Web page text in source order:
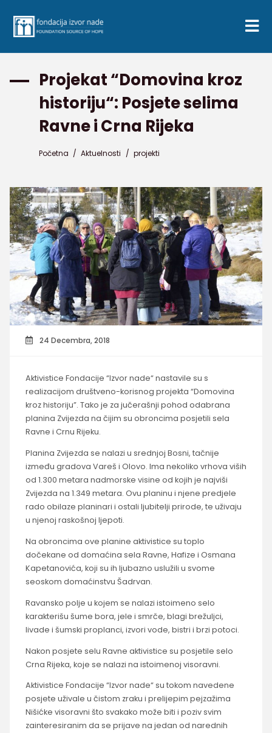
Projekat “Domovina kroz
historiju“: Posjete selima
Ravne i Crna Rijeka
Početna / Aktuelnosti / projekti
24 Decembra, 2018
Aktivistice Fondacije “Izvor nade“ nastavile su s
realizacijom društveno-korisnog projekta “Domovina
kroz historiju”. Tako je za jučerašnji pohod odabrana
planina Zvijezda na čijim su obroncima posjetili sela
Ravne i Crnu Rijeku.
Planina Zvijezda se nalazi u srednjoj Bosni, tačnije
između gradova Vareš i Olovo. Ima nekoliko vrhova viših
od 1.300 metara nadmorske visine od kojih je najviši
Zvijezda na 1.349 metara. Ovu planinu i njene predjele
rado obilaze planinari i ostali ljubitelji prirode, te uživaju
u njenoj raskošnoj ljepoti.
Na obroncima ove planine aktivistice su toplo
dočekane od domaćina sela Ravne, Hafize i Osmana
Kapetanovića, koji su ih ljubazno uslužili u svome
seoskom domaćinstvu Šadrvan.
Ravansko polje u kojem se nalazi istoimeno selo
karakterišu šume bora, jele i smrče, blagi brežuljci,
livade i šumski proplanci, izvori vode, bistri i brzi potoci.
Nakon posjete selu Ravne aktivistice su posjetile selo
Crna Rijeka, koje se nalazi na istoimenoj visoravni.
Aktivistice Fondacije “Izvor nade“ su tokom navedene
posjete uživale u čistom zraku i prelijepim pejzažima
Nišićke visoravni što svakako može biti i poziv svim
zainteresiranim da se prijave na jedan od narednih